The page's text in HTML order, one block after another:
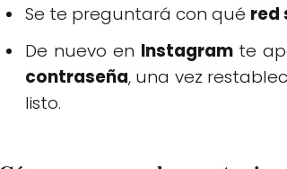
Se te preguntará con qué red
De nuevo en Instagramte
contraseña, una vez
listo.